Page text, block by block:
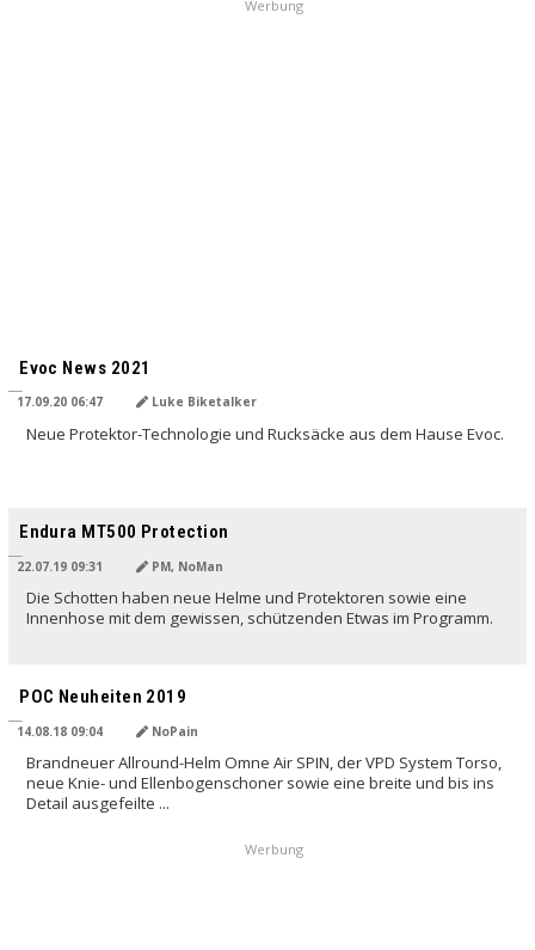
Werbung
Evoc News 2021
17.09.20 06:47 Luke Biketalker
Neue Protektor-Technologie und Rucksäcke aus dem Hause Evoc.
Endura MT500 Protection
22.07.19 09:31 PM, NoMan
Die Schotten haben neue Helme und Protektoren sowie eine
Innenhose mit dem gewissen, schützenden Etwas im Programm.
POC Neuheiten 2019
14.08.18 09:04 NoPain
Brandneuer Allround-Helm Omne Air SPIN, der VPD System Torso,
neue Knie- und Ellenbogenschoner sowie eine breite und bis ins
Detail ausgefeilte ...
Werbung